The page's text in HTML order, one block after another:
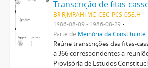
Transcrição de fitas-
BR RJMRAHI MC-CEC-PCS-058.H
1986-08-09 - 1986-08-29
Parte de Memória da Constituinte
Reúne transcrições das fitas-
a 366 correspondentes a
Provisória de Estudos